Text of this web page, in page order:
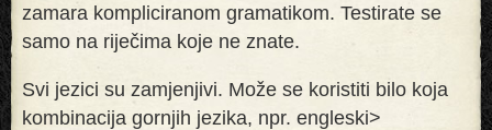
zamara kompliciranom gramatikom. Testirate se
samo na riječima koje ne znate.
Svi jezici su zamjenjivi. Može se koristiti bilo koja
kombinacija gornjih jezika, npr. engleski>